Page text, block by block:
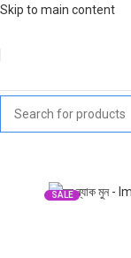
Skip to main content
SALE